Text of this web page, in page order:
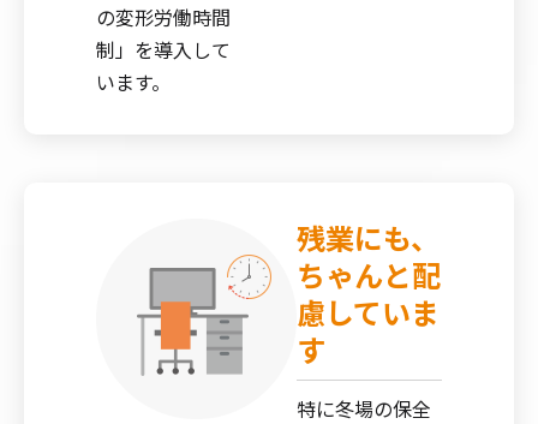
の変形労働時間
制」を導入して
います。
残業にも、
ちゃんと配
慮していま
す
特に冬場の保全